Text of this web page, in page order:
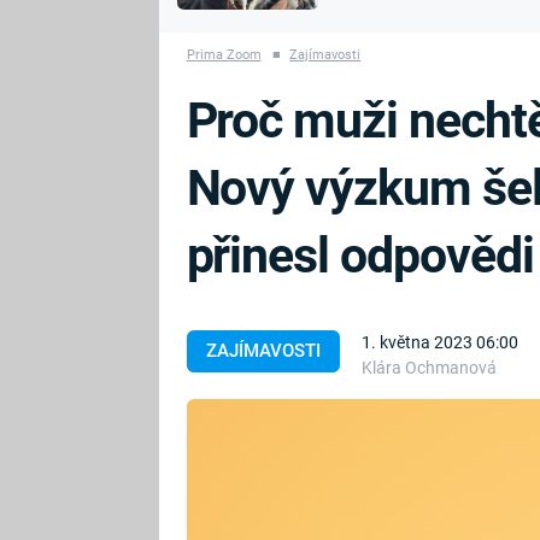
PRVNÍ SVĚTOVÁ
BRITSKÁ
RODINA
Prima Zoom ■ Zajímavosti
ZAJÍMAVOSTI
1. května 2023 06:00
Klára Ochmanová
Proč muži
Nový výzkum
přinesl odpovědi